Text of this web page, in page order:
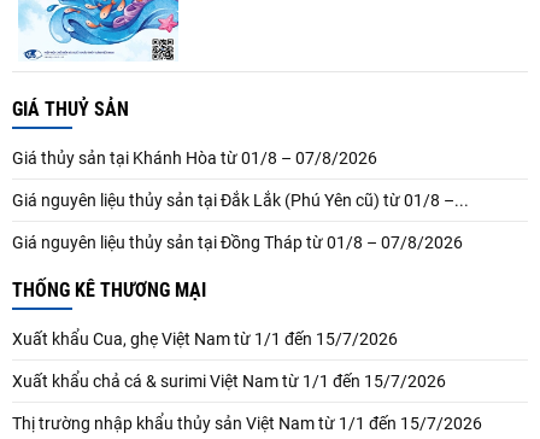
GIÁ THUỶ SẢN
Giá thủy sản tại Khánh Hòa từ 01/8 – 07/8/2026
Giá nguyên liệu thủy sản tại Đắk Lắk (Phú Yên cũ) từ 01/8 –...
Giá nguyên liệu thủy sản tại Đồng Tháp từ 01/8 – 07/8/2026
THỐNG KÊ THƯƠNG MẠI
Xuất khẩu Cua, ghẹ Việt Nam từ 1/1 đến 15/7/2026
Xuất khẩu chả cá & surimi Việt Nam từ 1/1 đến 15/7/2026
Thị trường nhập khẩu thủy sản Việt Nam từ 1/1 đến 15/7/2026